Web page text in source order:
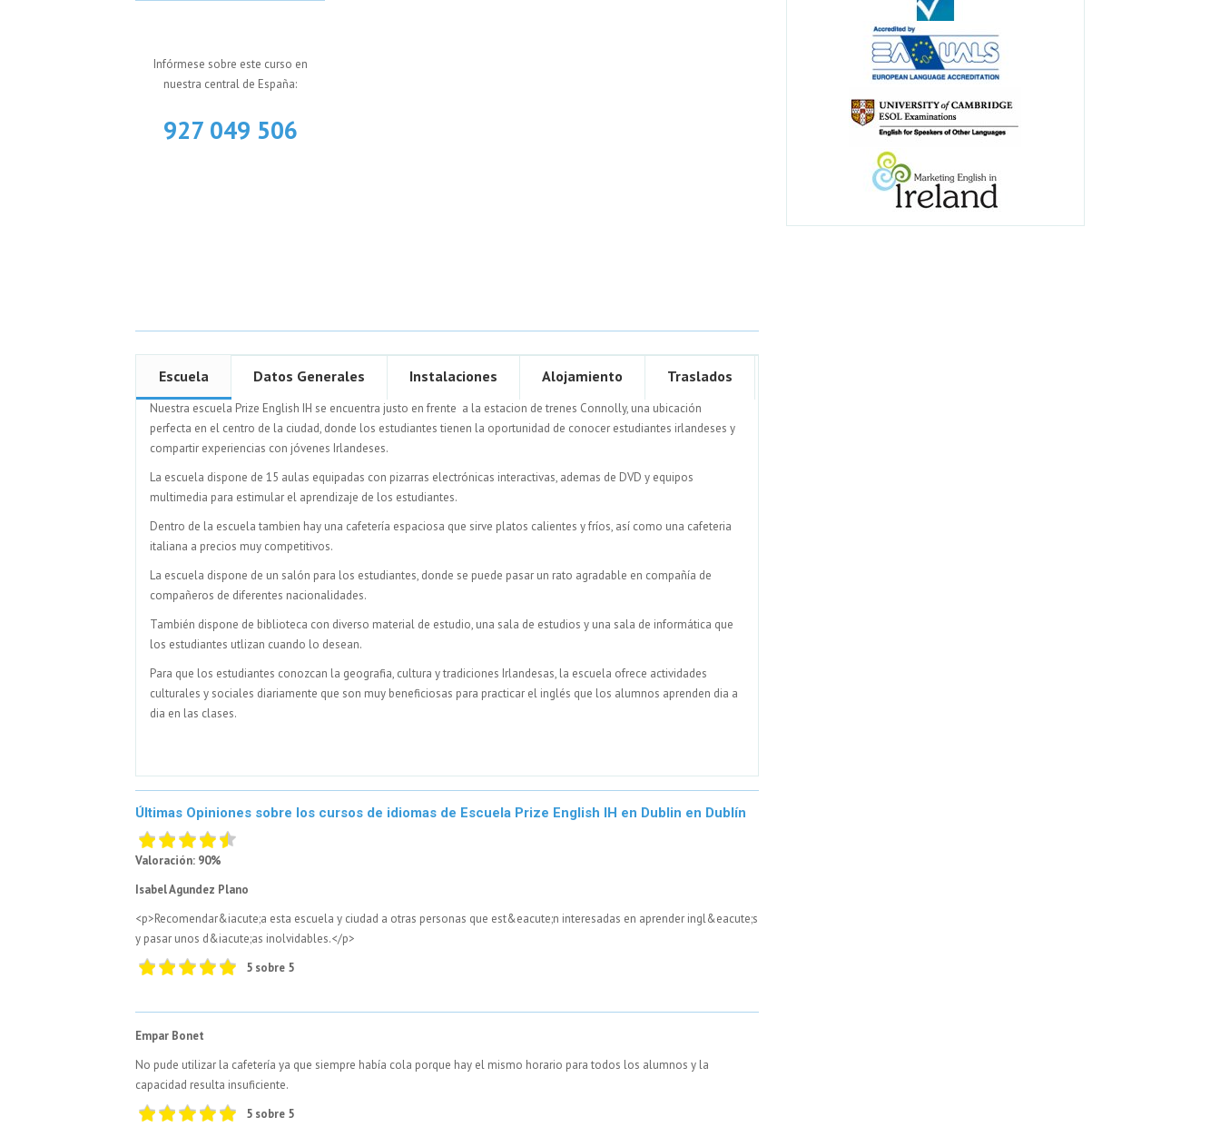
Infórmese sobre este curso en
nuestra central de España:
927 049 506
Escuela Datos Generales Instalaciones Alojamiento Traslados
Nuestra escuela Prize English IH se encuentra justo en frente a la estacion de trenes Connolly, una ubicación
perfecta en el centro de la ciudad, donde los estudiantes tienen la oportunidad de conocer estudiantes irlandeses y
compartir experiencias con jóvenes Irlandeses.
La escuela dispone de 15 aulas equipadas con pizarras electrónicas interactivas, ademas de DVD y equipos
multimedia para estimular el aprendizaje de los estudiantes.
Dentro de la escuela tambien hay una cafetería espaciosa que sirve platos calientes y fríos, así como una cafeteria
italiana a precios muy competitivos.
La escuela dispone de un salón para los estudiantes, donde se puede pasar un rato agradable en compañía de
compañeros de diferentes nacionalidades.
También dispone de biblioteca con diverso material de estudio, una sala de estudios y una sala de informática que
los estudiantes utlizan cuando lo desean.
Para que los estudiantes conozcan la geografia, cultura y tradiciones Irlandesas, la escuela ofrece actividades
culturales y sociales diariamente que son muy beneficiosas para practicar el inglés que los alumnos aprenden dia a
dia en las clases.
Últimas Opiniones sobre los cursos de idiomas de Escuela Prize English IH en Dublin en Dublín
Valoración: 90%
Isabel Agundez Plano
<p>Recomendar&iacute;a esta escuela y ciudad a otras personas que est&eacute;n interesadas en aprender ingl&eacute;s
y pasar unos d&iacute;as inolvidables.</p>
5 sobre 5
Empar Bonet
No pude utilizar la cafetería ya que siempre había cola porque hay el mismo horario para todos los alumnos y la
capacidad resulta insuficiente.
5 sobre 5